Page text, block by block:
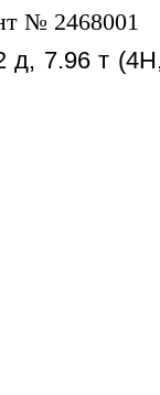
д, 7.96 т